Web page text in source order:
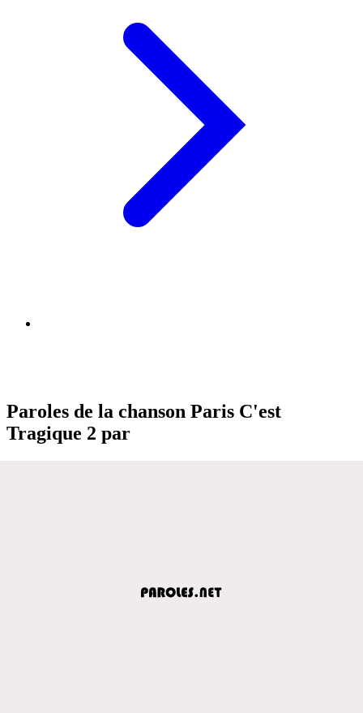
Paroles de la chanson Paris C'est
Tragique 2 par